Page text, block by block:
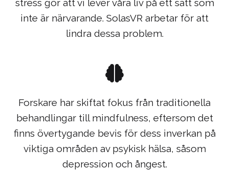
stress gör att vi lever våra liv på ett sätt som
inte är närvarande. SolasVR arbetar för att
lindra dessa problem.
Forskare har skiftat fokus från traditionella
behandlingar till mindfulness, eftersom det
finns övertygande bevis för dess inverkan på
viktiga områden av psykisk hälsa, såsom
depression och ångest.